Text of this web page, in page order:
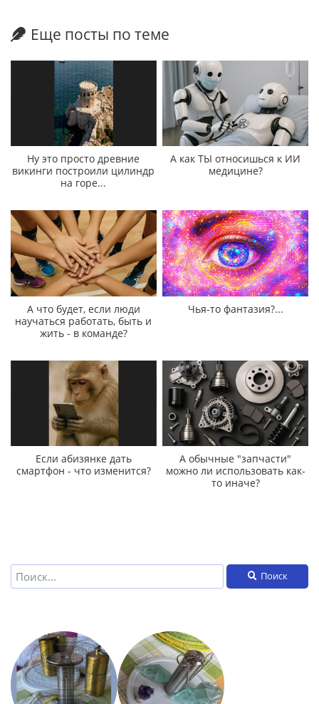
Еще посты по теме
Ну это просто древние
викинги построили цилиндр
на горе...
А как ТЫ относишься к ИИ
медицине?
А что будет, если люди
научаться работать, быть и
жить - в команде?
Чья-то фантазия?...
Если абизянке дать
смартфон - что изменится?
А обычные "запчасти"
можно ли использовать как-
то иначе?
Поиск